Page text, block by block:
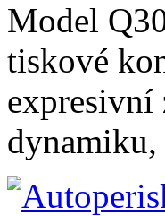
Model
tiskové
expresivní
dynamiku,